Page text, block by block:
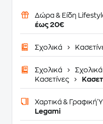
Δώρα & Είδη
έως 20€
Σχολικά
Σχολικά
Κασετίνες
Χαρτικά & Γραφική
Legami